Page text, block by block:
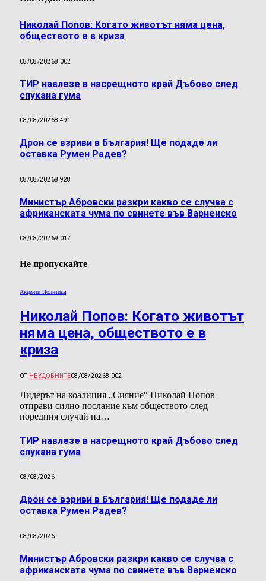
Николай Попов: Когато животът няма цена,
обществото е в криза
08/08/20268 002
ТИР навлезе в насрещното край Дъбово след
спукана гума
08/08/20268 491
Дрон се взриви в България! Ще подаде ли
оставка Румен Радев?
08/08/20268 928
Министър Абровски разкри какво се случва с
африканската чума по свинете във Варненско
08/08/20269 017
Не пропускайте
Акценти Политика
Николай Попов: Когато животът
няма цена, обществото е в
криза
ОТ НЕУДОБНИТЕ08/08/20268 002
Лидерът на коалиция „Сияние“ Николай Попов
отправи силно послание към обществото след
поредния случай на…
ТИР навлезе в насрещното край Дъбово след
спукана гума
08/08/2026
Дрон се взриви в България! Ще подаде ли
оставка Румен Радев?
08/08/2026
Министър Абровски разкри какво се случва с
африканската чума по свинете във Варненско